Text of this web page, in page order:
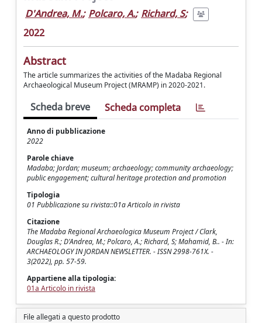
D'Andrea, M.; Polcaro, A.; Richard, S;
2022
Abstract
The article summarizes the activities of the Madaba Regional
Archaeological Museum Project (MRAMP) in 2020-2021.
Scheda breve Scheda completa
Anno di pubblicazione
2022
Parole chiave
Madaba; Jordan; museum; archaeology; community archaeology;
public engagement; cultural heritage protection and promotion
Tipologia
01 Pubblicazione su rivista::01a Articolo in rivista
Citazione
The Madaba Regional Archaeologica Museum Project / Clark,
Douglas R.; D'Andrea, M.; Polcaro, A.; Richard, S; Mahamid, B.. - In:
ARCHAEOLOGY IN JORDAN NEWSLETTER. - ISSN 2998-761X. -
3(2022), pp. 57-59.
Appartiene alla tipologia:
01a Articolo in rivista
File allegati a questo prodotto